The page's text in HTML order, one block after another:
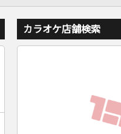
カラオケ店舗検索